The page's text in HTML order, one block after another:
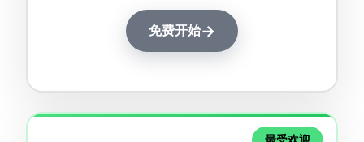
免费开始→
最受欢迎